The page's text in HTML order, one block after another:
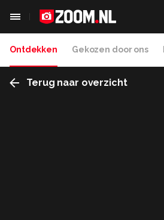
Ontdekken Gekozen door ons
Terug naar overzicht